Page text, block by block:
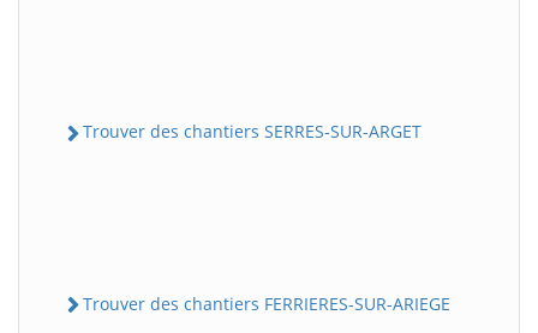
Trouver des chantiers SERRES-SUR-ARGET
Trouver des chantiers FERRIERES-SUR-ARIEGE